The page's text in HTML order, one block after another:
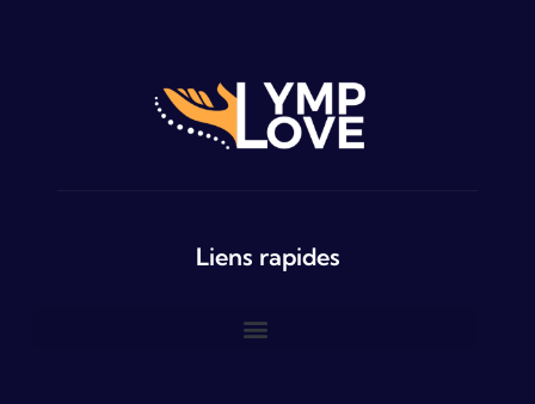
Liens rapides